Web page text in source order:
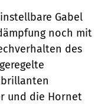
Gabel
noch mit
des
und die Hornet